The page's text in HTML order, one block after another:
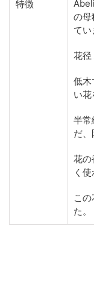
特徴
の
てい
花径
低木
い花
半常
だ、
花の
く使
こ
た。